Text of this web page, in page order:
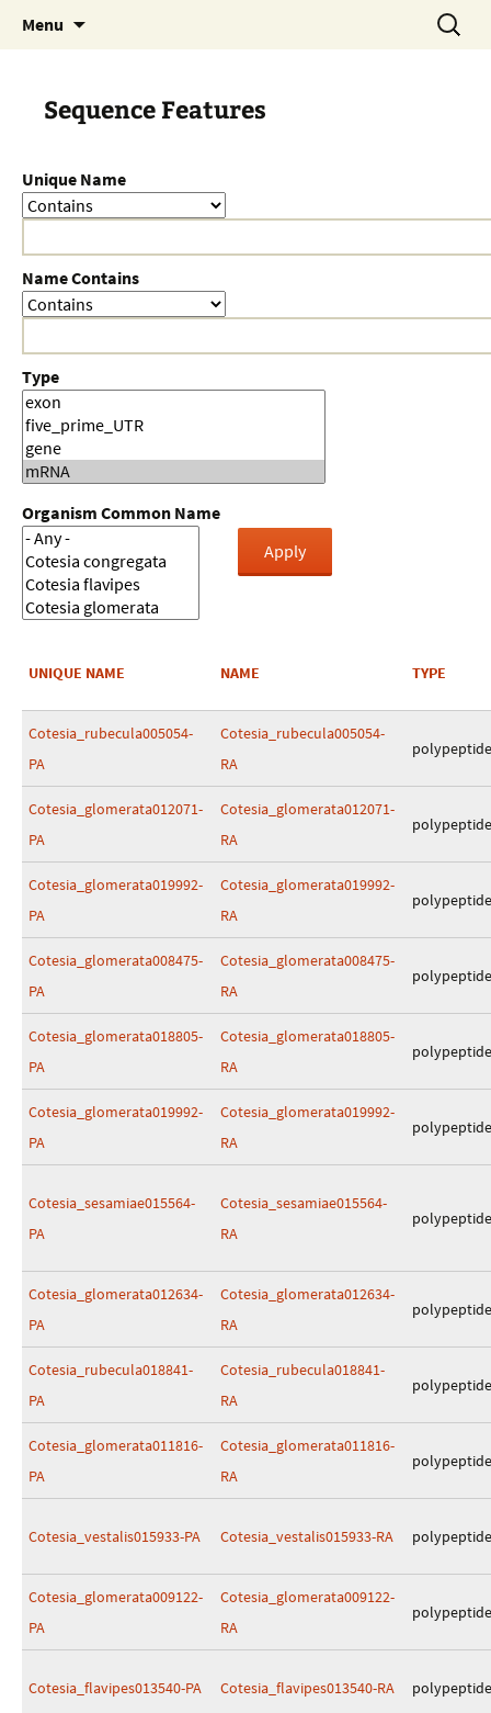
Menu
Search
for:
Sequence Features
Unique Name
Name Contains
Type
Organism Common Name
UNIQUE NAME NAME TYPE
Cotesia_rubecula005054-
PA
Cotesia_rubecula005054-
RA
polypeptide
Cotesia_glomerata012071-
PA
Cotesia_glomerata012071-
RA
polypeptide
Cotesia_glomerata019992-
PA
Cotesia_glomerata019992-
RA
polypeptide
Cotesia_glomerata008475-
PA
Cotesia_glomerata008475-
RA
polypeptide
Cotesia_glomerata018805-
PA
Cotesia_glomerata018805-
RA
polypeptide
Cotesia_glomerata019992-
PA
Cotesia_glomerata019992-
RA
polypeptide
Cotesia_sesamiae015564-
PA
Cotesia_sesamiae015564-
RA
polypeptide
Cotesia_glomerata012634-
PA
Cotesia_glomerata012634-
RA
polypeptide
Cotesia_rubecula018841-
PA
Cotesia_rubecula018841-
RA
polypeptide
Cotesia_glomerata011816-
PA
Cotesia_glomerata011816-
RA
polypeptide
Cotesia_vestalis015933-PA Cotesia_vestalis015933-RA polypeptide
Cotesia_glomerata009122-
PA
Cotesia_glomerata009122-
RA
polypeptide
Cotesia_flavipes013540-PA Cotesia_flavipes013540-RA polypeptide